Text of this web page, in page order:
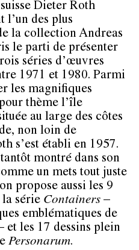
Dieter Roth
l’un des plus
la collection Andreas
le parti de présenter
séries d’œuvres
1971 et 1980. Parmi
les magnifiques
thème l’île
au large des côtes
non loin de
s’est établi en 1957.
montré dans son
un mets tout juste
propose aussi les 9
la série Containers –
emblématiques de
et les 17 dessins plein
Personarum.